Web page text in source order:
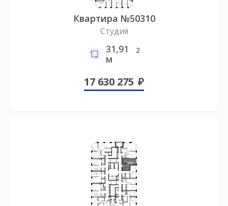
Квартира №50310
Студия
31,91
м
2
17 630 275